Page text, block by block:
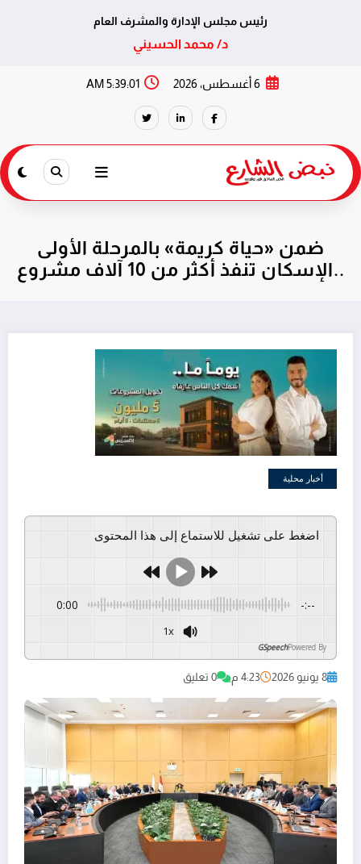
رئيس مجلس الإدارة والمشرف العام
د/ محمد الحسيني
6 أغسطس، 2026 5:39:01 AM
ضمن «حياة كريمة» بالمرحلة الأولى
..الإسكان تنفذ أكثر من 10 آلاف مشروع
أخبار محلية
اضغط على تشغيل للاستماع إلى هذا المحتوى
0:00 -:--
1x
Powered By
GSpeech
8 يونيو 2026 4:23 م 0 تعليق